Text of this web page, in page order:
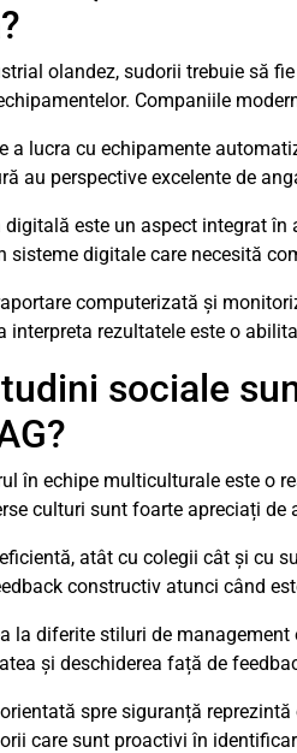
olandez, sudorii trebuie să
Companiile
a lucra cu echipamente
au perspective excelente de
este un aspect integrat
sisteme digitale care necesită
computerizată și
interpreta rezultatele este o
sociale
în echipe multiculturale este o
culturi sunt foarte apreciați de
atât cu colegii cât și cu
constructiv atunci când
la diferite stiluri de
și deschiderea față de
spre siguranță
care sunt proactivi în